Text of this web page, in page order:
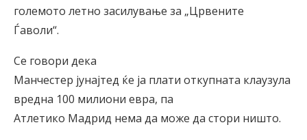
големото летно засилување за „Црвените
Ѓаволи“.
Се говори дека
Манчестер јунајтед ќе ја плати откупната клаузула
вредна 100 милиони евра, па
Атлетико Мадрид нема да може да стори ништо.